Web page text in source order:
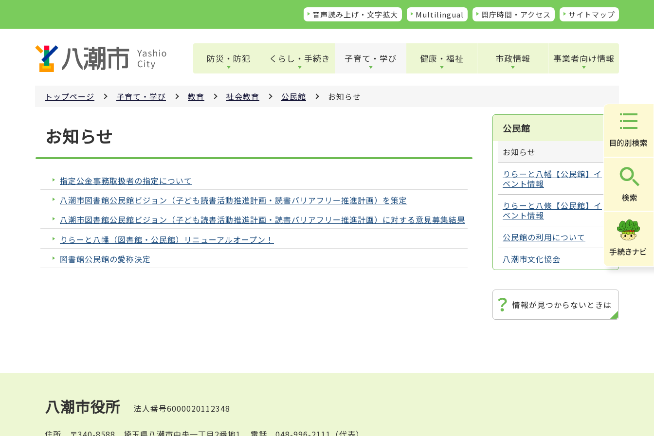
ペ
音声読み上げ・文字拡大 Multilingual 開庁時間・アクセス サイトマップ
防災・防犯 くらし・手続き 子育て・学び 健康・福祉 市政情報 事業者向け情報
トップページ 子育て・学び 教育 社会教育 公民館 お知らせ
お知らせ
指定公金事務取扱者の指定について
八潮市図書館公民館ビジョン（子ども読書活動推進計画・読書バリアフリー推進計画）を策定
八潮市図書館公民館ビジョン（子ども読書活動推進計画・読書バリアフリー推進計画）に対する意見募集結果
りらーと八幡（図書館・公民館）リニューアルオープン！
図書館公民館の愛称決定
公民館
お知らせ
りらーと八幡【公民館】イ
ベント情報
りらーと八條【公民館】イ
ベント情報
公民館の利用について
八潮市文化協会
情報が見つからないときは
八潮市役所 法人番号6000020112348